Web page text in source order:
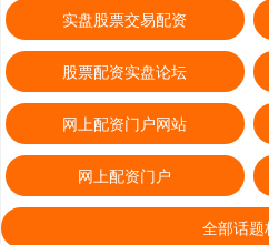
实盘股票交易配资
股票配资实盘论坛
网上配资门户网站
网上配资门户
全部话题